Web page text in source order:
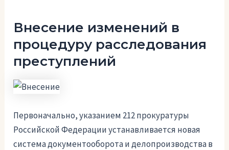
Внесение изменений в
процедуру расследования
преступлений
Первоначально, указанием 212 прокуратуры
Российской Федерации устанавливается новая
система документооборота и делопроизводства в